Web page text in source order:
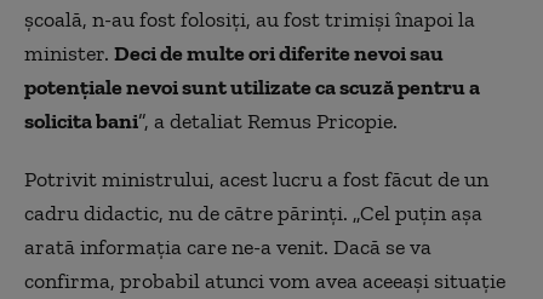
școală, n-au fost folosiți, au fost trimiși înapoi la
minister. Deci de multe ori diferite nevoi sau
potențiale nevoi sunt utilizate ca scuză pentru a
solicita bani”, a detaliat Remus Pricopie.
Potrivit ministrului, acest lucru a fost făcut de un
cadru didactic, nu de către părinți. „Cel puțin așa
arată informația care ne-a venit. Dacă se va
confirma, probabil atunci vom avea aceeași situație